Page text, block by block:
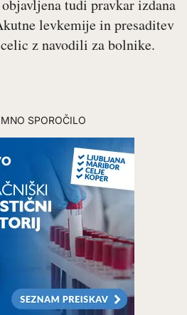
tudi pravkar izdana
levkemije in presaditev
z navodili za bolnike.
SPOROČILO